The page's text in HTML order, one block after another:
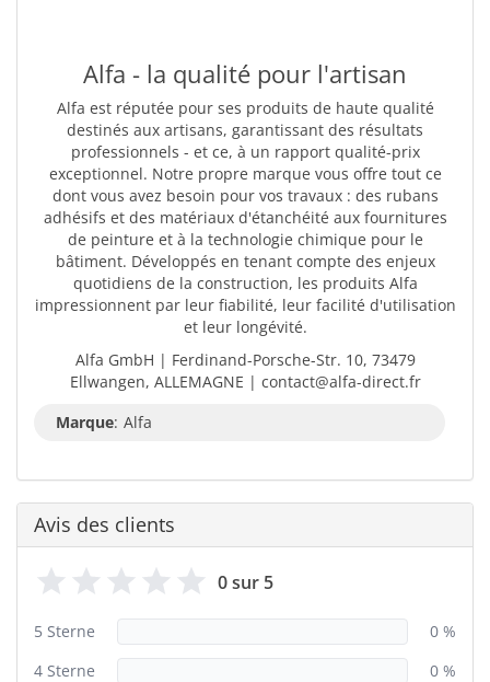
Alfa - la qualité pour l'artisan
Alfa est réputée pour ses produits de haute qualité
destinés aux artisans, garantissant des résultats
professionnels - et ce, à un rapport qualité-prix
exceptionnel. Notre propre marque vous offre tout ce
dont vous avez besoin pour vos travaux : des rubans
adhésifs et des matériaux d'étanchéité aux fournitures
de peinture et à la technologie chimique pour le
bâtiment. Développés en tenant compte des enjeux
quotidiens de la construction, les produits Alfa
impressionnent par leur fiabilité, leur facilité d'utilisation
et leur longévité.
Alfa GmbH | Ferdinand-Porsche-Str. 10, 73479
Ellwangen, ALLEMAGNE | contact@alfa-direct.fr
Marque: Alfa
Avis des clients
0 sur 5
5 Sterne
0 %
4 Sterne
0 %